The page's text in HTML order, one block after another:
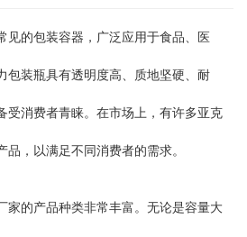
见的包装容器，广泛应用于食品、医
包装瓶具有透明度高、质地坚硬、耐
受消费者青睐。在市场上，有许多亚克
，以满足不同消费者的需求。
家的产品种类非常丰富。无论是容量大